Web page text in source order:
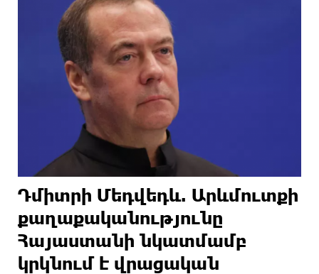
Դմիտրի Մեդվեդև. Արևմուտքի
քաղաքականությունը
Հայաստանի նկատմամբ
կրկնում է վրացական